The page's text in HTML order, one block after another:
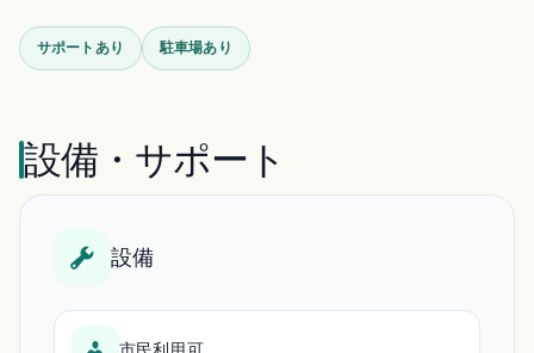
サポートあり 駐車場あり
設備・サポート
設備